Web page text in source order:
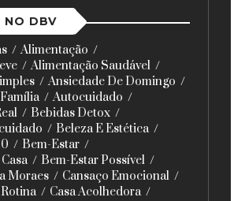
NO DBV
Alimentação
Alimentação Saudável
Ansiedade De Domingo
Autocuidado
Bebidas Detox
Beleza E Estética
Bem-Estar
Bem-Estar Possível
Moraes
Cansaço Emocional
Casa Acolhedora